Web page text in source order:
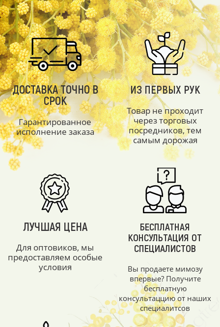
ДОСТАВКА ТОЧНО В
СРОК
Гарантированное
исполнение заказа
ИЗ ПЕРВЫХ РУК
Товар не проходит
через торговых
посредников, тем
самым дорожая
ЛУЧШАЯ ЦЕНА
Для оптовиков, мы
предоставляем особые
условия
БЕСПЛАТНАЯ
КОНСУЛЬТАЦИЯ ОТ
СПЕЦИАЛИСТОВ
Вы продаете мимозу
впервые? Получите
бесплатную
консультаццию от наших
специалитсов